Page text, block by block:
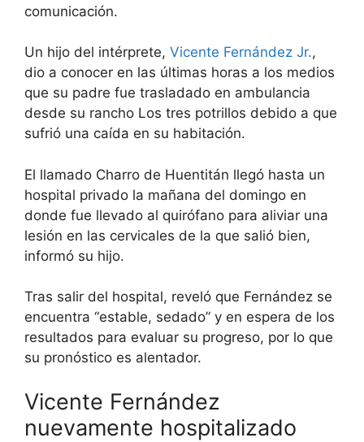
comunicación.
Un hijo del intérprete, Vicente Fernández Jr.,
dio a conocer en las últimas horas a los medios
que su padre fue trasladado en ambulancia
desde su rancho Los tres potrillos debido a que
sufrió una caída en su habitación.
El llamado Charro de Huentitán llegó hasta un
hospital privado la mañana del domingo en
donde fue llevado al quirófano para aliviar una
lesión en las cervicales de la que salió bien,
informó su hijo.
Tras salir del hospital, reveló que Fernández se
encuentra “estable, sedado” y en espera de los
resultados para evaluar su progreso, por lo que
su pronóstico es alentador.
Vicente Fernández
nuevamente hospitalizado